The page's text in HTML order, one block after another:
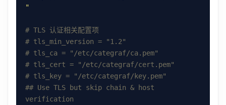
"
# TLS 认证相关配置项
# tls_min_version = "1.2"
# tls_ca = "/etc/categraf/ca.pem"
# tls_cert = "/etc/categraf/cert.pem"
# tls_key = "/etc/categraf/key.pem"
## Use TLS but skip chain & host
verification